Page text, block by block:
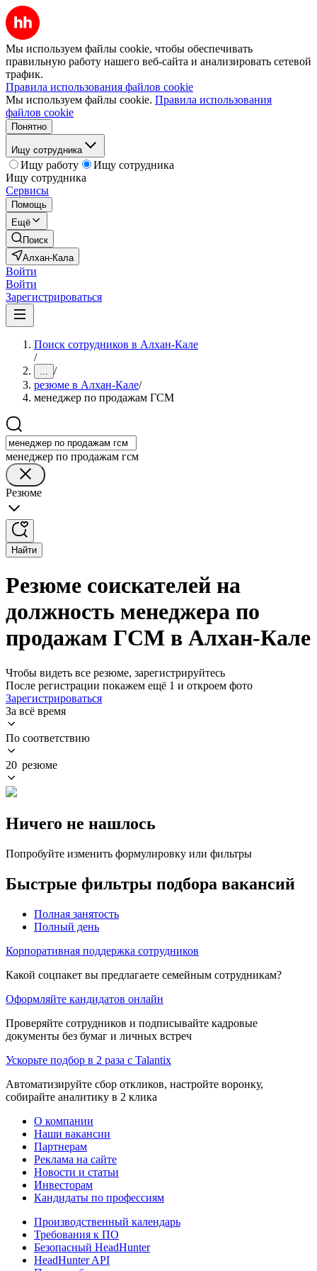
Мы используем файлы cookie, чтобы обеспечивать
правильную работу нашего веб-сайта и анализировать сетевой
трафик.
Правила использования файлов cookie
Мы используем файлы cookie. Правила использования
файлов cookie
Понятно
Ищу сотрудника
Ищу работу
Ищу сотрудника
Ищу сотрудника
Сервисы
Помощь
Ещё
Поиск
Алхан-Кала
Войти
Войти
Зарегистрироваться
Поиск сотрудников в Алхан-Кале
/
... /
резюме в Алхан-Кале/
менеджер по продажам ГСМ
менеджер по продажам гсм
Резюме
Найти
Резюме соискателей на
должность менеджера по
продажам ГСМ в Алхан-Кале
Чтобы видеть все резюме, зарегистрируйтесь
После регистрации покажем ещё 1 и откроем фото
Зарегистрироваться
За всё время
По соответствию
20 резюме
Ничего не нашлось
Попробуйте изменить формулировку или фильтры
Быстрые фильтры подбора вакансий
Полная занятость
Полный день
Корпоративная поддержка сотрудников
Какой соцпакет вы предлагаете семейным сотрудникам?
Оформляйте кандидатов онлайн
Проверяйте сотрудников и подписывайте кадровые
документы без бумаг и личных встреч
Ускорьте подбор в 2 раза с Talantix
Автоматизируйте сбор откликов, настройте воронку,
собирайте аналитику в 2 клика
О компании
Наши вакансии
Партнерам
Реклама на сайте
Новости и статьи
Инвесторам
Кандидаты по профессиям
Производственный календарь
Требования к ПО
Безопасный HeadHunter
HeadHunter API